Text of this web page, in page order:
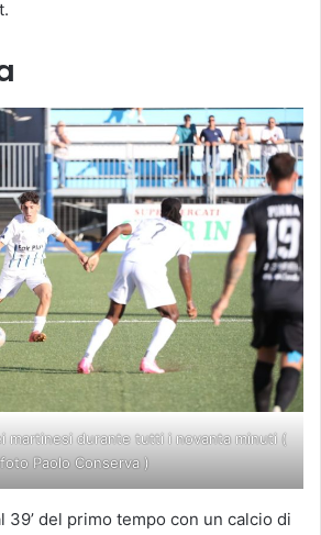
martinesi durante tutti i novanta minuti (
foto Paolo Conserva )
39’ del primo tempo con un calcio di